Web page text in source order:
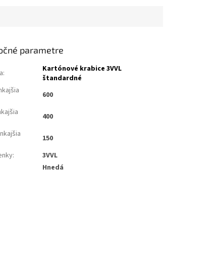
parametre
:
Kartónové krabice 3VVL
štandardné
600
400
150
:
3VVL
Hnedá